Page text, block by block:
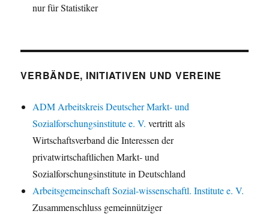
nur für Statistiker
VERBÄNDE, INITIATIVEN UND VEREINE
ADM Arbeitskreis Deutscher Markt- und
Sozialforschungsinstitute e. V. vertritt als
Wirtschaftsverband die Interessen der
privatwirtschaftlichen Markt- und
Sozialforschungsinstitute in Deutschland
Arbeitsgemeinschaft Sozial-wissenschaftl. Institute e. V.
Zusammenschluss gemeinnütziger